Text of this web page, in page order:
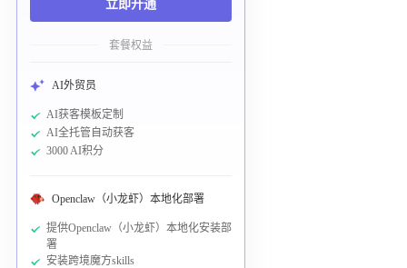
立即开通
套餐权益
AI外贸员
AI获客模板定制
AI全托管自动获客
3000 AI积分
Openclaw（小龙虾）本地化部署
提供Openclaw（小龙虾）本地化安装部
署
安装跨境魔方skills